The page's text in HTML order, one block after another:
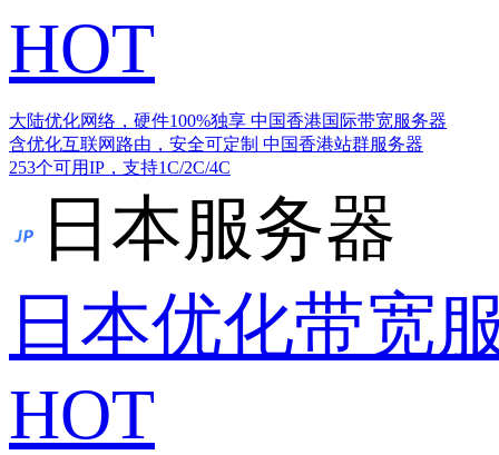
HOT
大陆优化网络，硬件100%独享 中国香港国际带宽服务器
含优化互联网路由，安全可定制 中国香港站群服务器
253个可用IP，支持1C/2C/4C
日本服务器
日本优化带宽
HOT